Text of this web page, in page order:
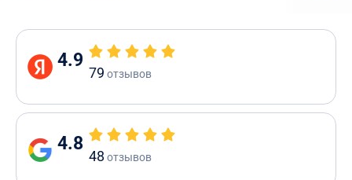
4.9
79 отзывов
4.8
48 отзывов